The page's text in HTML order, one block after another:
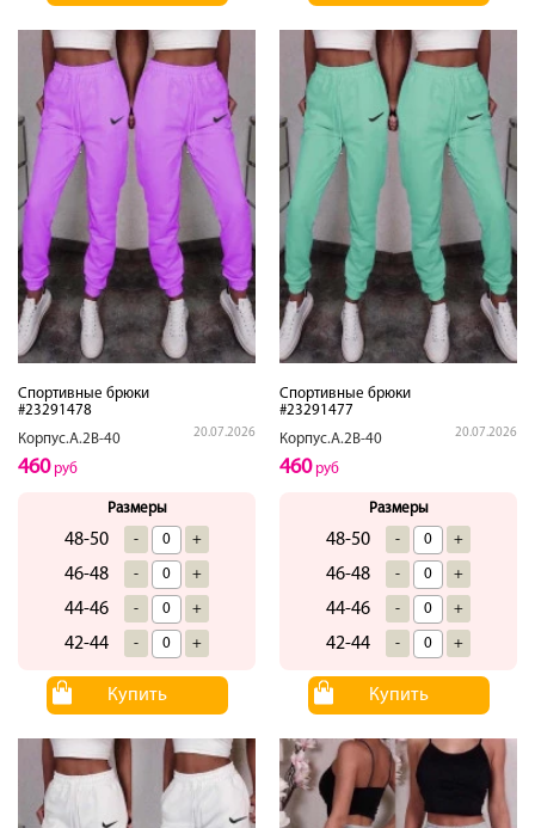
Спортивные брюки
#23291478
Корпус.А.2В-40
20.07.2026
460руб
Размеры
48-50 - +
46-48 - +
44-46 - +
42-44 - +
Купить
Спортивные брюки
#23291477
Корпус.А.2В-40
20.07.2026
460руб
Размеры
48-50 - +
46-48 - +
44-46 - +
42-44 - +
Купить